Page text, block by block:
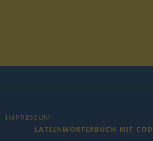
IMPRESSUM
LATEINWÖRTERBUCH MIT